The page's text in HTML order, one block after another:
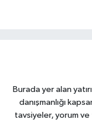
Burada yer alan
danışmanlığı
tavsiyeler, yorum